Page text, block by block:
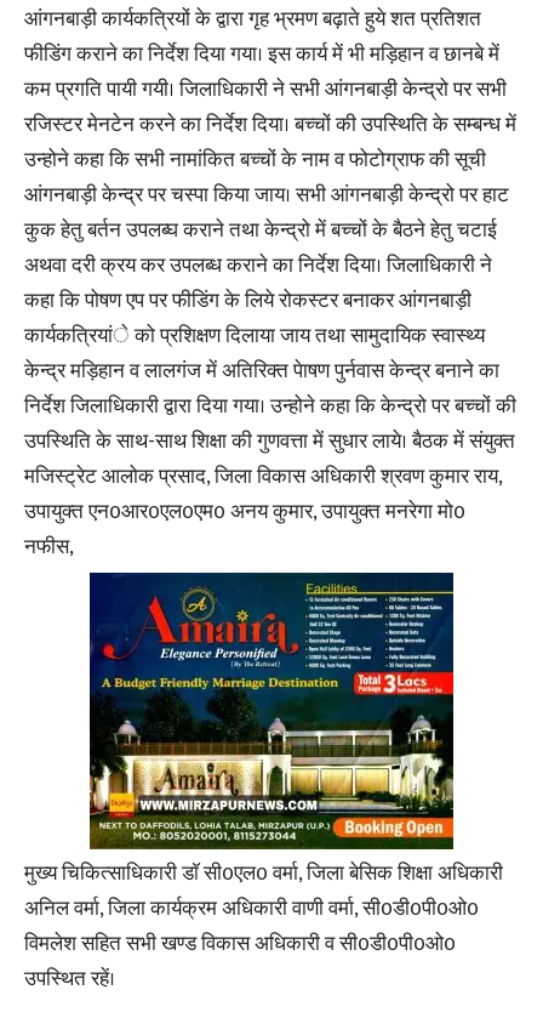
आंगनबाड़ी कार्यकत्रियों के द्वारा गृह भ्रमण बढ़ाते हुये शत प्रतिशत
फीडिंग कराने का निर्देश दिया गया। इस कार्य में भी मड़िहान व छानबे में
कम प्रगति पायी गयी। जिलाधिकारी ने सभी आंगनबाड़ी केन्द्रो पर सभी
रजिस्टर मेनटेन करने का निर्देश दिया। बच्चों की उपस्थिति के सम्बन्ध में
उन्होने कहा कि सभी नामांकित बच्चों के नाम व फोटोग्राफ की सूची
आंगनबाड़ी केन्द्र पर चस्पा किया जाय। सभी आंगनबाड़ी केन्द्रो पर हाट
कुक हेतु बर्तन उपलब्घ कराने तथा केन्द्रो में बच्चों के बैठने हेतु चटाई
अथवा दरी क्रय कर उपलब्ध कराने का निर्देश दिया। जिलाधिकारी ने
कहा कि पोषण एप पर फीडिंग के लिये रोकस्टर बनाकर आंगनबाड़ी
कार्यकत्रियांे को प्रशिक्षण दिलाया जाय तथा सामुदायिक स्वास्थ्य
केन्द्र मड़िहान व लालगंज में अतिरिक्त पेाषण पुर्नवास केन्द्र बनाने का
निर्देश जिलाधिकारी द्वारा दिया गया। उन्होने कहा कि केन्द्रो पर बच्चों की
उपस्थिति के साथ-साथ शिक्षा की गुणवत्ता में सुधार लाये। बैठक में संयुक्त
मजिस्ट्रेट आलोक प्रसाद, जिला विकास अधिकारी श्रवण कुमार राय,
उपायुक्त एन0आर0एल0एम0 अनय कुमार, उपायुक्त मनरेगा मो0
नफीस,
मुख्य चिकित्साधिकारी डाॅ सी0एल0 वर्मा, जिला बेसिक शिक्षा अधिकारी
अनिल वर्मा, जिला कार्यक्रम अधिकारी वाणी वर्मा, सी0डी0पी0ओ0
विमलेश सहित सभी खण्ड विकास अधिकारी व सी0डी0पी0ओ0
उपस्थित रहें।